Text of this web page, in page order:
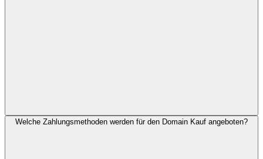
Welche Zahlungsmethoden werden für den Domain Kauf angeboten?